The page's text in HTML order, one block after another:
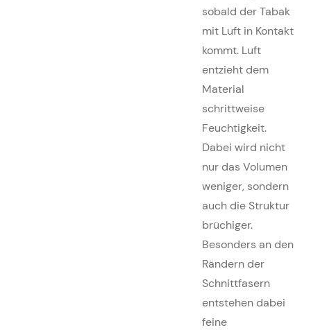
sobald der Tabak
mit Luft in Kontakt
kommt. Luft
entzieht dem
Material
schrittweise
Feuchtigkeit.
Dabei wird nicht
nur das Volumen
weniger, sondern
auch die Struktur
brüchiger.
Besonders an den
Rändern der
Schnittfasern
entstehen dabei
feine